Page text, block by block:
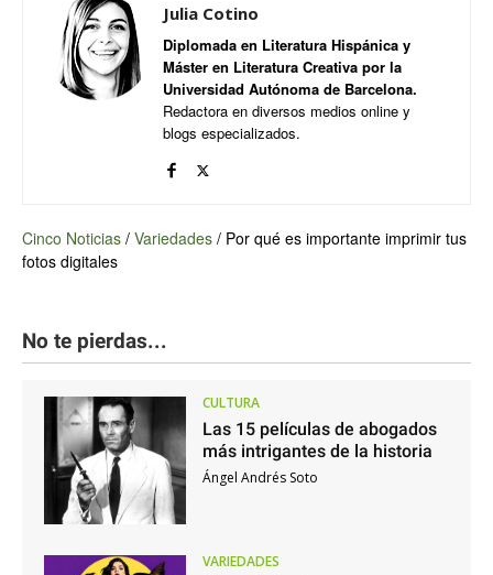
Julia Cotino
Diplomada en Literatura Hispánica y
Máster en Literatura Creativa por la
Universidad Autónoma de Barcelona.
Redactora en diversos medios online y
blogs especializados.
Cinco Noticias / Variedades / Por qué es importante imprimir tus
fotos digitales
No te pierdas...
CULTURA
Las 15 películas de abogados
más intrigantes de la historia
Ángel Andrés Soto
VARIEDADES